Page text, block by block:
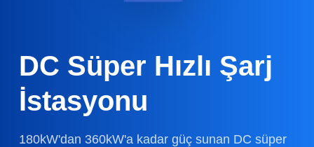
DC Süper Hızlı Şarj
İstasyonu
180kW'dan 360kW'a kadar güç sunan DC süper